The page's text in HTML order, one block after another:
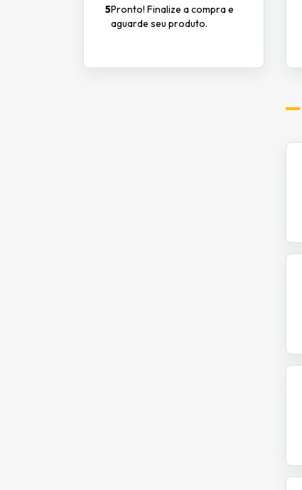
5Pronto! Finalize a compra e
aguarde seu produto.